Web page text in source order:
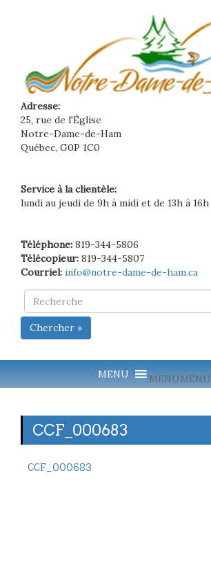
Adresse:
25, rue de l'Église
Notre-Dame-de-Ham
Québec, G0P 1C0
Service à la clientèle:
lundi au jeudi de 9h à midi et de 13h à 16h
Téléphone: 819-344-5806
Télécopieur: 819-344-5807
Courriel: info@notre-dame-de-ham.ca
Chercher »
MENUMENU
CCF_000683
CCF_000683